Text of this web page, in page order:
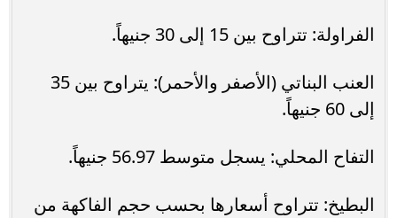
الفراولة: تتراوح بين 15 إلى 30 جنيهاً.
العنب البناتي (الأصفر والأحمر): يتراوح بين 35
إلى 60 جنيهاً.
التفاح المحلي: يسجل متوسط 56.97 جنيهاً.
البطيخ: تتراوح أسعارها بحسب حجم الفاكهة من